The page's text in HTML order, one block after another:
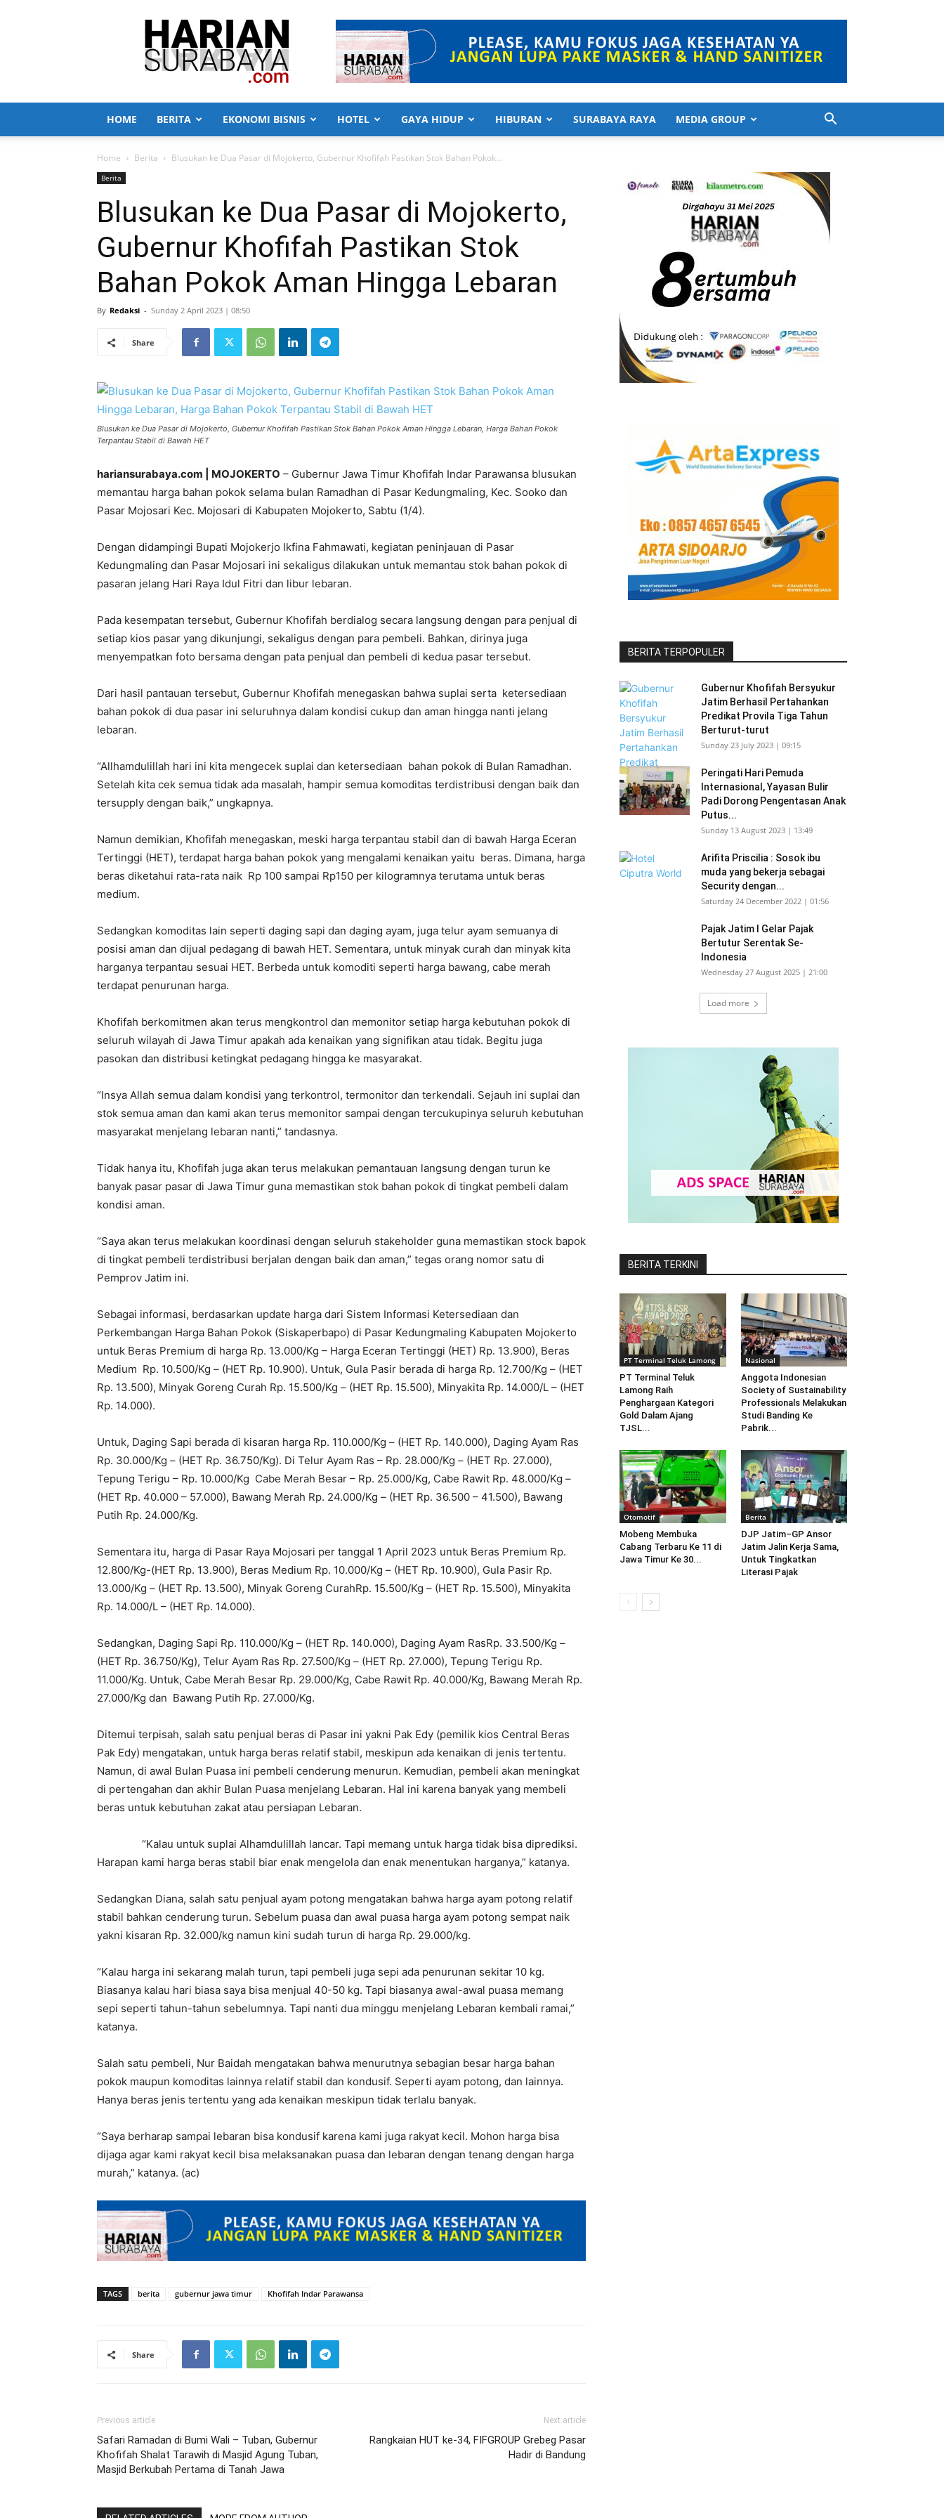
Harian
Surabaya
HOME BERITA EKONOMI BISNIS HOTEL GAYA HIDUP HIBURAN SURABAYA RAYA MEDIA GROUP
Home Berita Blusukan ke Dua Pasar di Mojokerto, Gubernur Khofifah Pastikan Stok Bahan Pokok...
Berita
Blusukan ke Dua Pasar di Mojokerto,
Gubernur Khofifah Pastikan Stok
Bahan Pokok Aman Hingga Lebaran
By Redaksi - Sunday 2 April 2023 | 08:50
Share
Blusukan ke Dua Pasar di Mojokerto, Gubernur Khofifah Pastikan Stok Bahan Pokok Aman Hingga Lebaran, Harga Bahan Pokok
Terpantau Stabil di Bawah HET
hariansurabaya.com | MOJOKERTO – Gubernur Jawa Timur Khofifah Indar Parawansa blusukan
memantau harga bahan pokok selama bulan Ramadhan di Pasar Kedungmaling, Kec. Sooko dan
Pasar Mojosari Kec. Mojosari di Kabupaten Mojokerto, Sabtu (1/4).
Dengan didampingi Bupati Mojokerjo Ikfina Fahmawati, kegiatan peninjauan di Pasar
Kedungmaling dan Pasar Mojosari ini sekaligus dilakukan untuk memantau stok bahan pokok di
pasaran jelang Hari Raya Idul Fitri dan libur lebaran.
Pada kesempatan tersebut, Gubernur Khofifah berdialog secara langsung dengan para penjual di
setiap kios pasar yang dikunjungi, sekaligus dengan para pembeli. Bahkan, dirinya juga
menyempatkan foto bersama dengan pata penjual dan pembeli di kedua pasar tersebut.
Dari hasil pantauan tersebut, Gubernur Khofifah menegaskan bahwa suplai serta ketersediaan
bahan pokok di dua pasar ini seluruhnya dalam kondisi cukup dan aman hingga nanti jelang
lebaran.
“Allhamdulillah hari ini kita mengecek suplai dan ketersediaan bahan pokok di Bulan Ramadhan.
Setelah kita cek semua tidak ada masalah, hampir semua komoditas terdistribusi dengan baik dan
tersupply dengan baik,” ungkapnya.
Namun demikian, Khofifah menegaskan, meski harga terpantau stabil dan di bawah Harga Eceran
Tertinggi (HET), terdapat harga bahan pokok yang mengalami kenaikan yaitu beras. Dimana, harga
beras diketahui rata-rata naik Rp 100 sampai Rp150 per kilogramnya terutama untuk beras
medium.
Sedangkan komoditas lain seperti daging sapi dan daging ayam, juga telur ayam semuanya di
posisi aman dan dijual pedagang di bawah HET. Sementara, untuk minyak curah dan minyak kita
harganya terpantau sesuai HET. Berbeda untuk komoditi seperti harga bawang, cabe merah
terdapat penurunan harga.
Khofifah berkomitmen akan terus mengkontrol dan memonitor setiap harga kebutuhan pokok di
seluruh wilayah di Jawa Timur apakah ada kenaikan yang signifikan atau tidak. Begitu juga
pasokan dan distribusi ketingkat pedagang hingga ke masyarakat.
“Insya Allah semua dalam kondisi yang terkontrol, termonitor dan terkendali. Sejauh ini suplai dan
stok semua aman dan kami akan terus memonitor sampai dengan tercukupinya seluruh kebutuhan
masyarakat menjelang lebaran nanti,” tandasnya.
Tidak hanya itu, Khofifah juga akan terus melakukan pemantauan langsung dengan turun ke
banyak pasar pasar di Jawa Timur guna memastikan stok bahan pokok di tingkat pembeli dalam
kondisi aman.
“Saya akan terus melakukan koordinasi dengan seluruh stakeholder guna memastikan stock bapok
di tingkat pembeli terdistribusi berjalan dengan baik dan aman,” tegas orang nomor satu di
Pemprov Jatim ini.
Sebagai informasi, berdasarkan update harga dari Sistem Informasi Ketersediaan dan
Perkembangan Harga Bahan Pokok (Siskaperbapo) di Pasar Kedungmaling Kabupaten Mojokerto
untuk Beras Premium di harga Rp. 13.000/Kg – Harga Eceran Tertinggi (HET) Rp. 13.900), Beras
Medium Rp. 10.500/Kg – (HET Rp. 10.900). Untuk, Gula Pasir berada di harga Rp. 12.700/Kg – (HET
Rp. 13.500), Minyak Goreng Curah Rp. 15.500/Kg – (HET Rp. 15.500), Minyakita Rp. 14.000/L – (HET
Rp. 14.000).
Untuk, Daging Sapi berada di kisaran harga Rp. 110.000/Kg – (HET Rp. 140.000), Daging Ayam Ras
Rp. 30.000/Kg – (HET Rp. 36.750/Kg). Di Telur Ayam Ras – Rp. 28.000/Kg – (HET Rp. 27.000),
Tepung Terigu – Rp. 10.000/Kg Cabe Merah Besar – Rp. 25.000/Kg, Cabe Rawit Rp. 48.000/Kg –
(HET Rp. 40.000 – 57.000), Bawang Merah Rp. 24.000/Kg – (HET Rp. 36.500 – 41.500), Bawang
Putih Rp. 24.000/Kg.
Sementara itu, harga di Pasar Raya Mojosari per tanggal 1 April 2023 untuk Beras Premium Rp.
12.800/Kg-(HET Rp. 13.900), Beras Medium Rp. 10.000/Kg – (HET Rp. 10.900), Gula Pasir Rp.
13.000/Kg – (HET Rp. 13.500), Minyak Goreng CurahRp. 15.500/Kg – (HET Rp. 15.500), Minyakita
Rp. 14.000/L – (HET Rp. 14.000).
Sedangkan, Daging Sapi Rp. 110.000/Kg – (HET Rp. 140.000), Daging Ayam RasRp. 33.500/Kg –
(HET Rp. 36.750/Kg), Telur Ayam Ras Rp. 27.500/Kg – (HET Rp. 27.000), Tepung Terigu Rp.
11.000/Kg. Untuk, Cabe Merah Besar Rp. 29.000/Kg, Cabe Rawit Rp. 40.000/Kg, Bawang Merah Rp.
27.000/Kg dan Bawang Putih Rp. 27.000/Kg.
Ditemui terpisah, salah satu penjual beras di Pasar ini yakni Pak Edy (pemilik kios Central Beras
Pak Edy) mengatakan, untuk harga beras relatif stabil, meskipun ada kenaikan di jenis tertentu.
Namun, di awal Bulan Puasa ini pembeli cenderung menurun. Kemudian, pembeli akan meningkat
di pertengahan dan akhir Bulan Puasa menjelang Lebaran. Hal ini karena banyak yang membeli
beras untuk kebutuhan zakat atau persiapan Lebaran.
“Kalau untuk suplai Alhamdulillah lancar. Tapi memang untuk harga tidak bisa diprediksi.
Harapan kami harga beras stabil biar enak mengelola dan enak menentukan harganya,” katanya.
Sedangkan Diana, salah satu penjual ayam potong mengatakan bahwa harga ayam potong relatif
stabil bahkan cenderung turun. Sebelum puasa dan awal puasa harga ayam potong sempat naik
yakni kisaran Rp. 32.000/kg namun kini sudah turun di harga Rp. 29.000/kg.
“Kalau harga ini sekarang malah turun, tapi pembeli juga sepi ada penurunan sekitar 10 kg.
Biasanya kalau hari biasa saya bisa menjual 40-50 kg. Tapi biasanya awal-awal puasa memang
sepi seperti tahun-tahun sebelumnya. Tapi nanti dua minggu menjelang Lebaran kembali ramai,”
katanya.
Salah satu pembeli, Nur Baidah mengatakan bahwa menurutnya sebagian besar harga bahan
pokok maupun komoditas lainnya relatif stabil dan kondusif. Seperti ayam potong, dan lainnya.
Hanya beras jenis tertentu yang ada kenaikan meskipun tidak terlalu banyak.
“Saya berharap sampai lebaran bisa kondusif karena kami juga rakyat kecil. Mohon harga bisa
dijaga agar kami rakyat kecil bisa melaksanakan puasa dan lebaran dengan tenang dengan harga
murah,” katanya. (ac)
TAGS berita gubernur jawa timur Khofifah Indar Parawansa
Share
Previous article
Safari Ramadan di Bumi Wali – Tuban, Gubernur
Khofifah Shalat Tarawih di Masjid Agung Tuban,
Masjid Berkubah Pertama di Tanah Jawa
Next article
Rangkaian HUT ke-34, FIFGROUP Grebeg Pasar
Hadir di Bandung
BERITA TERPOPULER
Gubernur Khofifah Bersyukur
Jatim Berhasil Pertahankan
Predikat Provila Tiga Tahun
Berturut-turut
Sunday 23 July 2023 | 09:15
Peringati Hari Pemuda
Internasional, Yayasan Bulir
Padi Dorong Pengentasan Anak
Putus...
Sunday 13 August 2023 | 13:49
Arifita Priscilia : Sosok ibu
muda yang bekerja sebagai
Security dengan...
Saturday 24 December 2022 | 01:56
Pajak Jatim I Gelar Pajak
Bertutur Serentak Se-
Indonesia
Wednesday 27 August 2025 | 21:00
Load more
BERITA TERKINI
PT Terminal Teluk Lamong
PT Terminal Teluk
Lamong Raih
Penghargaan Kategori
Gold Dalam Ajang
TJSL...
Nasional
Anggota Indonesian
Society of Sustainability
Professionals Melakukan
Studi Banding Ke
Pabrik...
Otomotif
Mobeng Membuka
Cabang Terbaru Ke 11 di
Jawa Timur Ke 30...
Berita
DJP Jatim–GP Ansor
Jatim Jalin Kerja Sama,
Untuk Tingkatkan
Literasi Pajak